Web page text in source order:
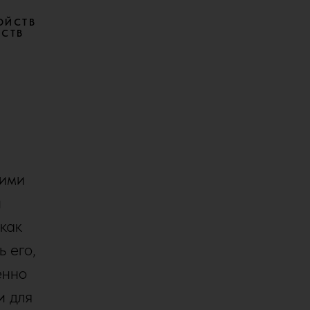
его,
для